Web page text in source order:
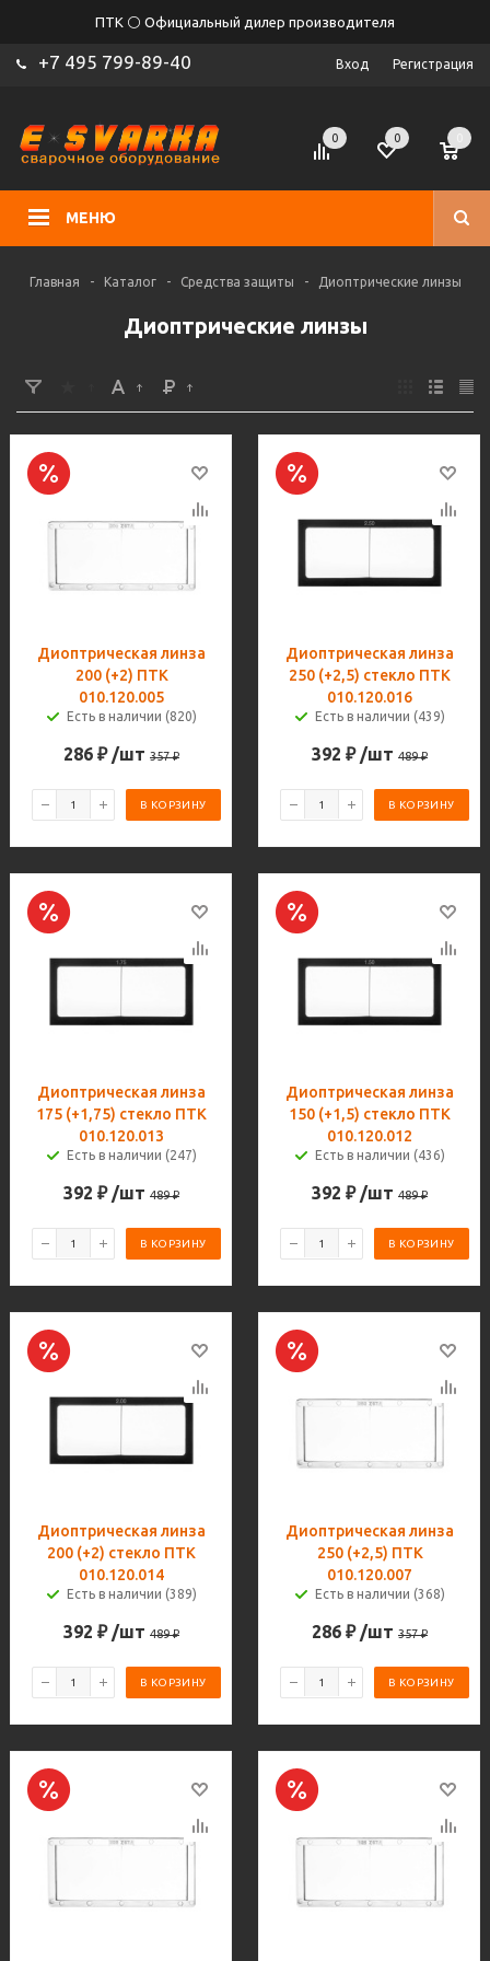
ПТК ⚪ Официальный дилер производителя
+7 495 799-89-40 Вход Регистрация
МЕНЮ
0 0
Главная - Каталог - Средства защиты - Диоптрические линзы
Диоптрические линзы
Диоптрическая линза
200 (+2) ПТК
010.120.005
Есть в наличии (820)
286 ₽ /шт 357₽
В КОРЗИНУ
Диоптрическая линза
250 (+2,5) стекло ПТК
010.120.016
Есть в наличии (439)
392 ₽ /шт 489₽
В КОРЗИНУ
Диоптрическая линза
175 (+1,75) стекло ПТК
010.120.013
Есть в наличии (247)
392 ₽ /шт 489₽
В КОРЗИНУ
Диоптрическая линза
150 (+1,5) стекло ПТК
010.120.012
Есть в наличии (436)
392 ₽ /шт 489₽
В КОРЗИНУ
Диоптрическая линза
200 (+2) стекло ПТК
010.120.014
Есть в наличии (389)
392 ₽ /шт 489₽
В КОРЗИНУ
Диоптрическая линза
250 (+2,5) ПТК
010.120.007
Есть в наличии (368)
286 ₽ /шт 357₽
В КОРЗИНУ